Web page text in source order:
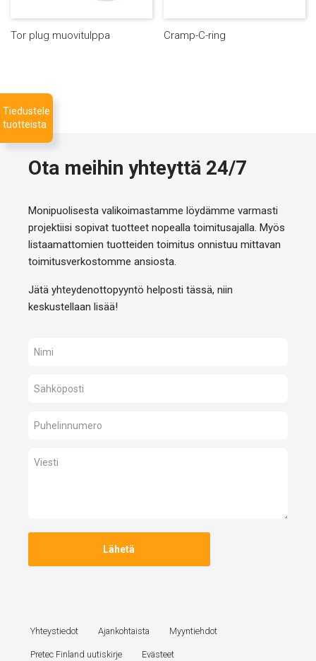
Tor plug muovitulppa Cramp-C-ring
Ota meihin yhteyttä 24/7
Monipuolisesta valikoimastamme löydämme varmasti
projektiisi sopivat tuotteet nopealla toimitusajalla. Myös
listaamattomien tuotteiden toimitus onnistuu mittavan
toimitusverkostomme ansiosta.
Jätä yhteydenottopyyntö helposti tässä, niin
keskustellaan lisää!
Tiedustele
tuotteista
Yhteystiedot Ajankohtaista Myyntiehdot
Pretec Finland uutiskirje Evästeet